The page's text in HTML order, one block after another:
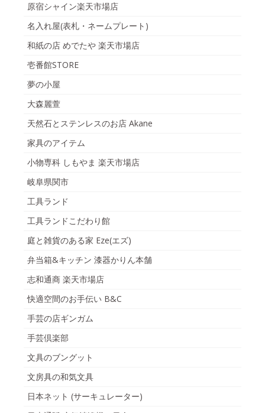
原宿シャイン楽天市場店
名入れ屋(表札・ネームプレート)
和紙の店 めでたや 楽天市場店
壱番館STORE
夢の小屋
大森麗萱
天然石とステンレスのお店 Akane
家具のアイテム
小物専科 しもやま 楽天市場店
岐阜県関市
工具ランド
工具ランドこだわり館
庭と雑貨のある家 Eze(エズ)
弁当箱&キッチン 漆器かりん本舗
志和通商 楽天市場店
快適空間のお手伝い B&C
手芸の店ギンガム
手芸倶楽部
文具のブングット
文房具の和気文具
日本ネット (サーキュレーター)